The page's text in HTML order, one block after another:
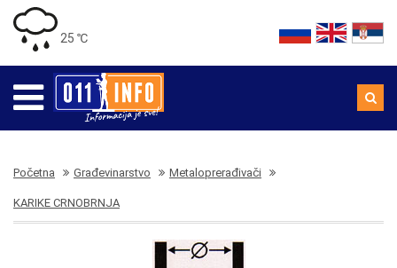
25 ℃
Početna Građevinarstvo Metaloprerađivači
KARIKE CRNOBRNJA